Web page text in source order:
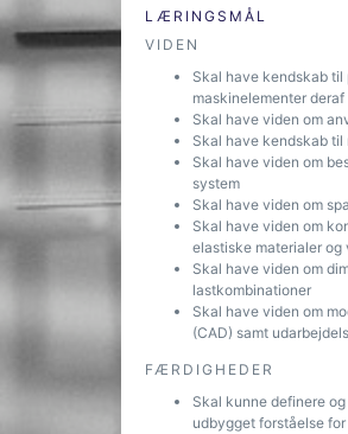
LÆRINGSMÅL
VIDEN
Skal have kendskab
maskinelementer deraf
Skal have viden om
Skal have kendskab
Skal have viden om
system
Skal have viden om
Skal have viden om
elastiske materialer
Skal have viden om
lastkombinationer
Skal have viden om
(CAD) samt
FÆRDIGHEDER
Skal kunne definere
udbygget forståelse